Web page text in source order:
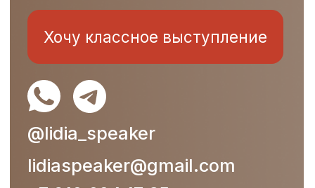
Портфолио
спикеров
Политика
конфиденциальности
Онлайн оферта
Менторство
Обо мне